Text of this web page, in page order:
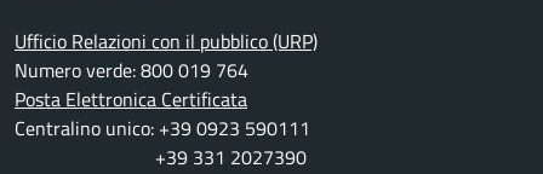
Ufficio Relazioni con il pubblico (URP)
Numero verde: 800 019 764
Posta Elettronica Certificata
Centralino unico: +39 0923 590111
+39 331 2027390